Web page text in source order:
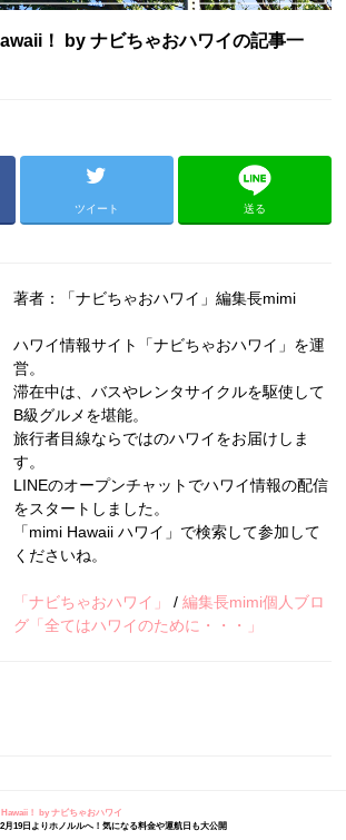
！ by ナビちゃおハワイの記事一
ツイート 送る
著者：「ナビちゃおハワイ」編集長mimi
ハワイ情報サイト「ナビちゃおハワイ」を運
営。
滞在中は、バスやレンタサイクルを駆使して
B級グルメを堪能。
旅行者目線ならではのハワイをお届けしま
す。
LINEのオープンチャットでハワイ情報の配信
をスタートしました。
「mimi Hawaii ハワイ」で検索して参加して
くださいね。
「ナビちゃおハワイ」 /編集長mimi個人ブロ
グ「全てはハワイのために・・・」
！ by ナビちゃおハワイ
月19日よりホノルルへ！気になる料金や運航日も大公開